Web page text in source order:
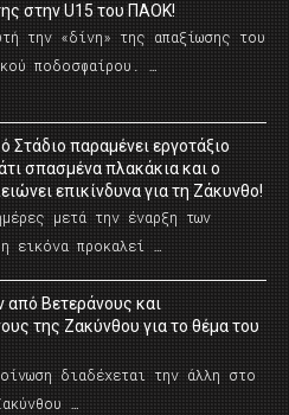
στην U15 του ΠΑΟΚ!
την «δίνη» της απαξίωσης του
ποδοσφαίρου. …
Στάδιο παραμένει εργοτάξιο
σπασμένα πλακάκια και ο
επικίνδυνα για τη Ζάκυνθο!
μετά την έναρξη των
εικόνα προκαλεί …
από Βετεράνους και
της Ζακύνθου για το θέμα του
διαδέχεται την άλλη στο
…